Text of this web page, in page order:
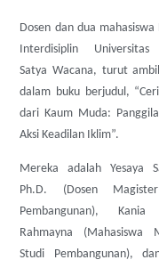
Dosen dan dua mahasiswa
Interdisiplin Universitas
Satya Wacana, turut
dalam buku berjudul,
dari Kaum Muda:
Aksi Keadilan Iklim”.
Mereka adalah Yesaya
Ph.D. (Dosen
Pembangunan), Kania
Rahmayna (Mahasiswa
Studi Pembangunan),